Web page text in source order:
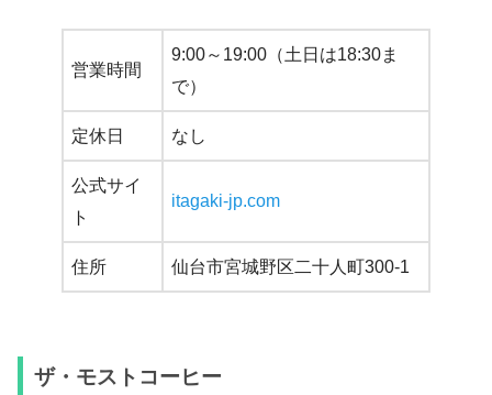
営業時間
9:00～19:00（土日は18:30ま
で）
定休日 なし
公式サイ
ト
itagaki-jp.com
住所 仙台市宮城野区二十人町300-1
ザ・モストコーヒー